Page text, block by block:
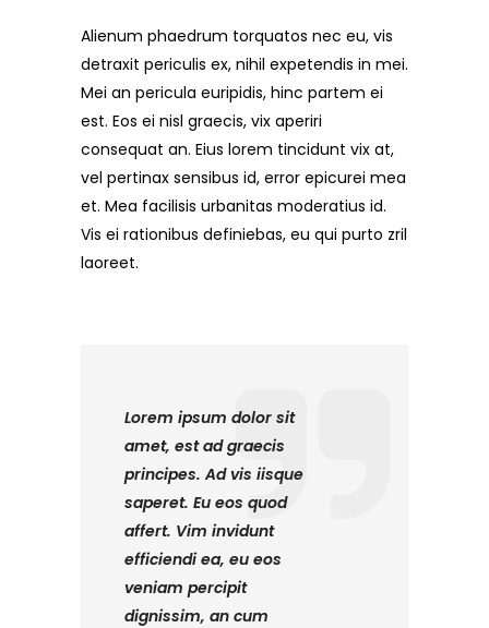
Alienum phaedrum torquatos nec eu, vis
detraxit periculis ex, nihil expetendis in mei.
Mei an pericula euripidis, hinc partem ei
est. Eos ei nisl graecis, vix aperiri
consequat an. Eius lorem tincidunt vix at,
vel pertinax sensibus id, error epicurei mea
et. Mea facilisis urbanitas moderatius id.
Vis ei rationibus definiebas, eu qui purto zril
laoreet.
Lorem ipsum dolor sit
amet, est ad graecis
principes. Ad vis iisque
saperet. Eu eos quod
affert. Vim invidunt
efficiendi ea, eu eos
veniam percipit
dignissim, an cum